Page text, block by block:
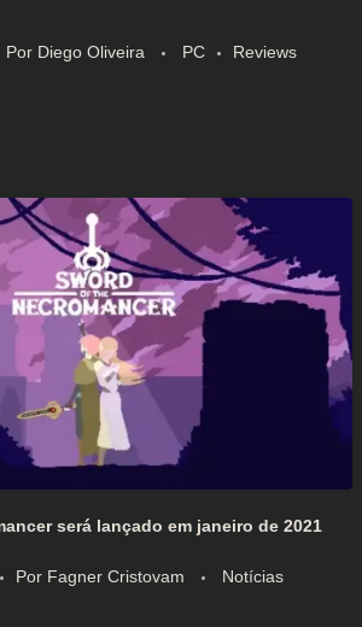
Por Diego Oliveira PC Reviews
será lançado em janeiro de 2021
Por Fagner Cristovam Notícias